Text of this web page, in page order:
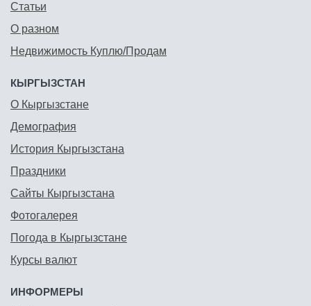
Статьи
О разном
Недвижимость Куплю/Продам
КЫРГЫЗСТАН
О Кыргызстане
Демография
История Кыргызстана
Праздники
Сайты Кыргызстана
Фотогалерея
Погода в Кыргызстане
Курсы валют
ИНФОРМЕРЫ